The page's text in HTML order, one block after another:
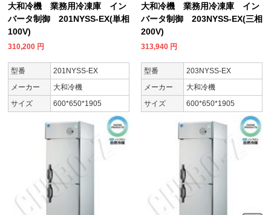
大和冷機 業務用冷凍庫 イン
バータ制御 201NYSS-EX(単相
100V)
310,200 円
型番
201NYSS-EX
メーカー
大和冷機
サイズ
600*650*1905
大和冷機 業務用冷凍庫 イン
バータ制御 203NYSS-EX(三相
200V)
313,940 円
型番
203NYSS-EX
メーカー
大和冷機
サイズ
600*650*1905